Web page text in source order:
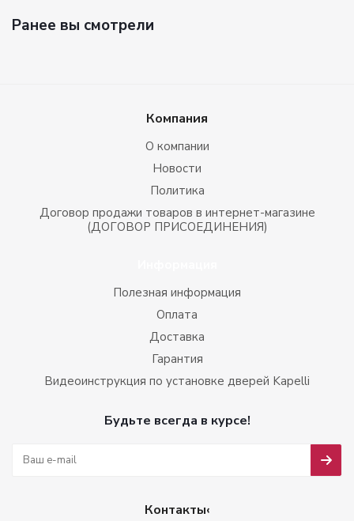
Ранее вы смотрели
Компания
О компании
Новости
Политика
Договор продажи товаров в интернет-магазине
(ДОГОВОР ПРИСОЕДИНЕНИЯ)
Полезная информация
Оплата
Доставка
Гарантия
Видеоинструкция по установке дверей Kapelli
Будьте всегда в курсе!
Контакты‹